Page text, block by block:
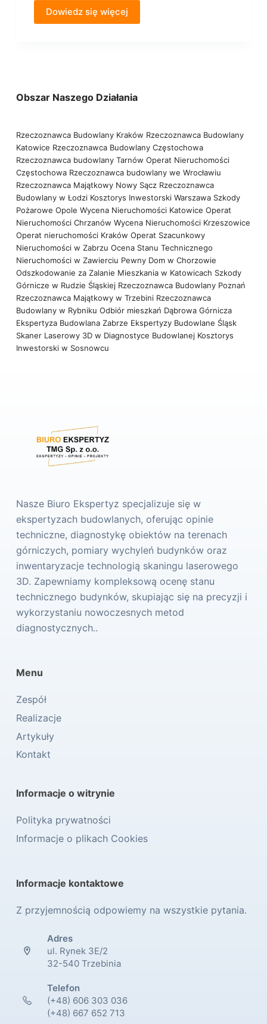
Dowiedz się więcej
Obszar Naszego Działania
Rzeczoznawca Budowlany Kraków Rzeczoznawca Budowlany
Katowice Rzeczoznawca Budowlany Częstochowa
Rzeczoznawca budowlany Tarnów Operat Nieruchomości
Częstochowa Rzeczoznawca budowlany we Wrocławiu
Rzeczoznawca Majątkowy Nowy Sącz Rzeczoznawca
Budowlany w Łodzi Kosztorys Inwestorski Warszawa Szkody
Pożarowe Opole Wycena Nieruchomości Katowice Operat
Nieruchomości Chrzanów Wycena Nieruchomości Krzeszowice
Operat nieruchomości Kraków Operat Szacunkowy
Nieruchomości w Zabrzu Ocena Stanu Technicznego
Nieruchomości w Zawierciu Pewny Dom w Chorzowie
Odszkodowanie za Zalanie Mieszkania w Katowicach Szkody
Górnicze w Rudzie Śląskiej Rzeczoznawca Budowlany Poznań
Rzeczoznawca Majątkowy w Trzebini Rzeczoznawca
Budowlany w Rybniku Odbiór mieszkań Dąbrowa Górnicza
Ekspertyza Budowlana Zabrze Ekspertyzy Budowlane Śląsk
Skaner Laserowy 3D w Diagnostyce Budowlanej Kosztorys
Inwestorski w Sosnowcu
Nasze Biuro Ekspertyz specjalizuje się w
ekspertyzach budowlanych, oferując opinie
techniczne, diagnostykę obiektów na terenach
górniczych, pomiary wychyleń budynków oraz
inwentaryzacje technologią skaningu laserowego
3D. Zapewniamy kompleksową ocenę stanu
technicznego budynków, skupiając się na precyzji i
wykorzystaniu nowoczesnych metod
diagnostycznych..
Menu
Zespół
Realizacje
Artykuły
Kontakt
Informacje o witrynie
Polityka prywatności
Informacje o plikach Cookies
Informacje kontaktowe
Z przyjemnością odpowiemy na wszystkie pytania.
Adres
ul. Rynek 3E/2
32-540 Trzebinia
Telefon
(+48) 606 303 036
(+48) 667 652 713